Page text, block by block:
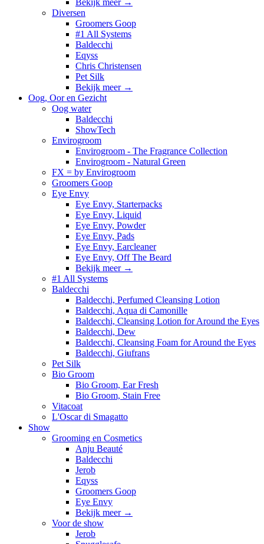
Bekijk meer →
Diversen
Groomers Goop
#1 All Systems
Baldecchi
Eqyss
Chris Christensen
Pet Silk
Bekijk meer →
Oog, Oor en Gezicht
Oog water
Baldecchi
ShowTech
Envirogroom
Envirogroom - The Fragrance Collection
Envirogroom - Natural Green
FX = by Envirogroom
Groomers Goop
Eye Envy
Eye Envy, Starterpacks
Eye Envy, Liquid
Eye Envy, Powder
Eye Envy, Pads
Eye Envy, Earcleaner
Eye Envy, Off The Beard
Bekijk meer →
#1 All Systems
Baldecchi
Baldecchi, Perfumed Cleansing Lotion
Baldecchi, Aqua di Camonille
Baldecchi, Cleansing Lotion for Around the Eyes
Baldecchi, Dew
Baldecchi, Cleansing Foam for Around the Eyes
Baldecchi, Giufrans
Pet Silk
Bio Groom
Bio Groom, Ear Fresh
Bio Groom, Stain Free
Vitacoat
L'Oscar di Smagatto
Show
Grooming en Cosmetics
Anju Beauté
Baldecchi
Jerob
Eqyss
Groomers Goop
Eye Envy
Bekijk meer →
Voor de show
Jerob